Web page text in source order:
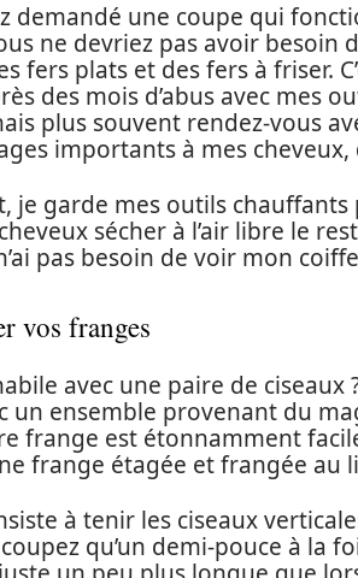
demandé une coupe qui
ne devriez pas avoir besoin
fers plats et des fers à friser.
des mois d’abus avec mes
plus souvent rendez-vous
importants à mes
je garde mes outils
sécher à l’air libre le
pas besoin de voir mon
vos franges
avec une paire de
un ensemble provenant du
frange est étonnamment
frange étagée et frangée au
à tenir les ciseaux
qu’un demi-pouce à la